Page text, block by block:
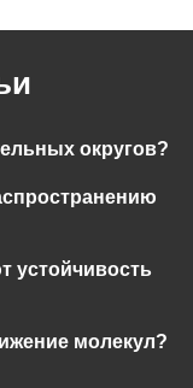
округов?
устойчивость
молекул?